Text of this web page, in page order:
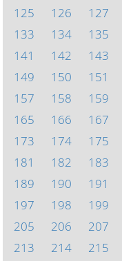
125
126 127
133
134 135
141
142 143
149
150 151
157
158 159
165
166 167
173
174 175
181
182 183
189
190 191
197
198 199
205
206 207
213
214 215